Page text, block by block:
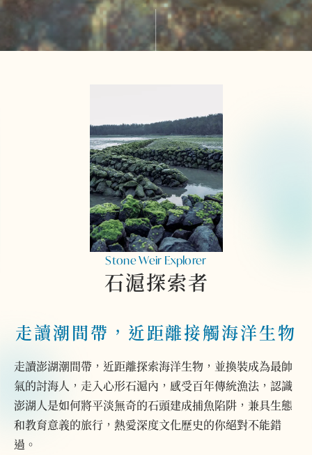
Stone Weir Explorer
石滬探索者
走讀潮間帶，近距離接觸海洋生物
走讀澎湖潮間帶，近距離探索海洋生物，並換裝成為最帥
氣的討海人，走入心形石滬內，感受百年傳統漁法，認識
澎湖人是如何將平淡無奇的石頭建成捕魚陷阱，兼具生態
和教育意義的旅行，熱愛深度文化歷史的你絕對不能錯
過。